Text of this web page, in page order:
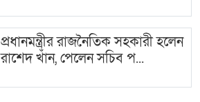
প্রধানমন্ত্রীর রাজনৈতিক সহকারী হলেন
রাশেদ খাঁন, পেলেন সচিব প...